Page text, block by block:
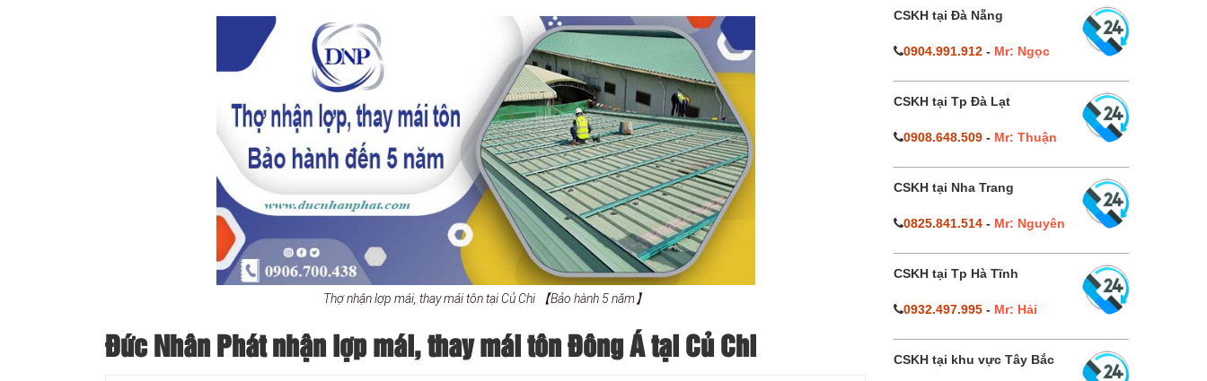
Thợ nhận lợp mái, thay mái tôn tại Củ Chi 【Bảo hành 5 năm】
Đức Nhân Phát nhận lợp mái, thay mái tôn Đông Á tại Củ Chi
CSKH tại Đà Nẵng
0904.991.912- Mr: Ngọc
CSKH tại Tp Đà Lạt
0908.648.509- Mr: Thuận
CSKH tại Nha Trang
0825.841.514- Mr: Nguyên
CSKH tại Tp Hà Tĩnh
0932.497.995- Mr: Hải
CSKH tại khu vực Tây Bắc